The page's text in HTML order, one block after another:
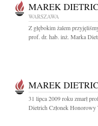
MAREK
WARSZAWA
Z głębokim żalem
prof. dr. hab. inż. Marka
MAREK
31 lipca 2009 roku zmarł
Dietrich Członek Honorowy